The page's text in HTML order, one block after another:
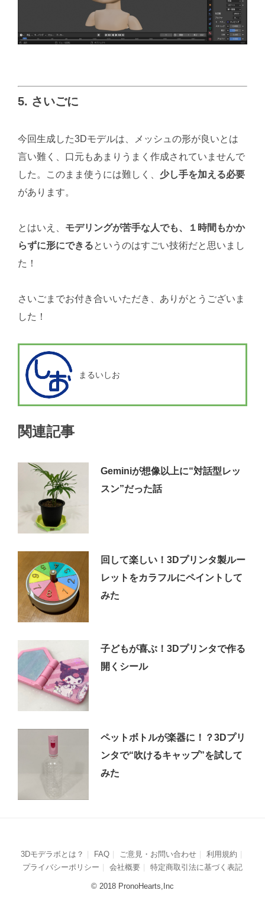
5. さいごに
今回生成した3Dモデルは、メッシュの形が良いとは
言い難く、口元もあまりうまく作成されていませんで
した。このまま使うには難しく、 少し手を加える必要
があります。
とはいえ、 モデリングが苦手な人でも、１時間もかか
らずに形にできるというのはすごい技術だと思いまし
た！
さいごまでお付き合いいただき、ありがとうございま
した！
まるいしお
関連記事
Geminiが想像以上に“対話型レッ
スン”だった話
回して楽しい！3Dプリンタ製ルー
レットをカラフルにペイントして
みた
子どもが喜ぶ！3Dプリンタで作る
開くシール
ペットボトルが楽器に！？3Dプリ
ンタで“吹けるキャップ”を試して
みた
3Dモデラボとは？ FAQ ご意見・お問い合わせ
利用規約
プライバシーポリシー
会社概要 特定商取引法に基づく表記
© 2018 PronoHearts,Inc